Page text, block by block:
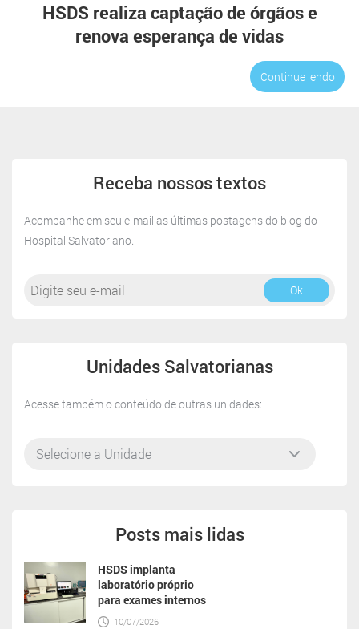
HSDS realiza captação de órgãos e
renova esperança de vidas
Continue lendo
Receba nossos textos
Acompanhe em seu e-mail as últimas postagens do blog do
Hospital Salvatoriano.
Ok
Unidades Salvatorianas
Acesse também o conteúdo de outras unidades:
Posts mais lidas
HSDS implanta
laboratório próprio
para exames internos
10/07/2026